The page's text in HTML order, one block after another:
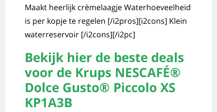
Maakt heerlijk crèmelaagje Waterhoeveelheid
is per kopje te regelen [/i2pros][i2cons] Klein
waterreservoir [/i2cons][/i2pc]
Bekijk hier de beste deals
voor de Krups NESCAFÉ®
Dolce Gusto® Piccolo XS
KP1A3B